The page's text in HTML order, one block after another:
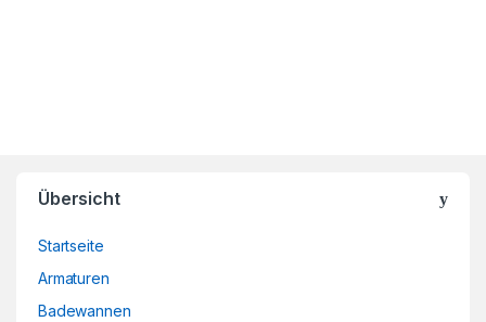
Übersicht
Startseite
Armaturen
Badewannen